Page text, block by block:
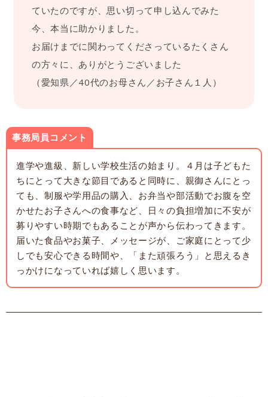
ていたのですが、思い切って申し込んでみた
今、本当に助かりました。
お届けまでに関わってくださっているたくさん
の方々に、ありがとうございました
（愛知県／40代のお母さん／お子さん１人）
事務局員コメント
進学や進級、新しい学校生活の始まり。４月は子どもた
ちにとって大きな節目であると同時に、親御さんにとっ
ても、制服や学用品の購入、お弁当や部活動でお腹を空
かせたお子さんへの食事など、日々の負担増加に不安が
募りやすい時期でもあることが声から伝わってきます。
届いた食品やお菓子、メッセージが、ご家庭にとって少
しでも安心できる時間や、「また頑張ろう」と思えるき
っかけになっていれば嬉しく思います。